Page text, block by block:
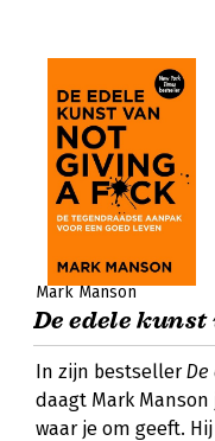
Mark Manson
De edele
In zijn bestseller
daagt Mark
waar je om geeft.